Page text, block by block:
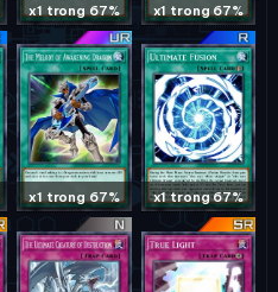
x1 trong 67% x1 trong 67%
x1 trong 67% x1 trong 67%